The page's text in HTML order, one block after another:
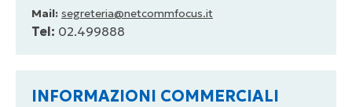
Mail: segreteria@netcommfocus.it
Tel: 02.499888
INFORMAZIONI COMMERCIALI